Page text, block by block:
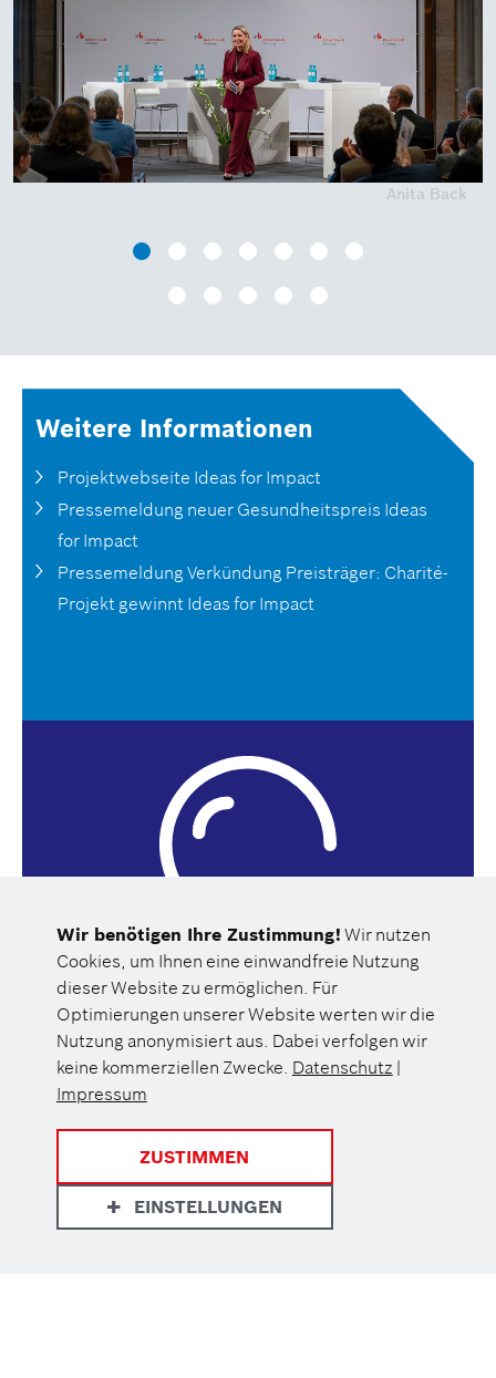
Anita Back
Weitere Informationen
Projektwebseite Ideas for Impact
Pressemeldung neuer Gesundheitspreis Ideas
for Impact
Pressemeldung Verkündung Preisträger: Charité-
Projekt gewinnt Ideas for Impact
Wir benötigen Ihre Zustimmung! Wir nutzen
Cookies, um Ihnen eine einwandfreie Nutzung
dieser Website zu ermöglichen. Für
Optimierungen unserer Website werten wir die
Nutzung anonymisiert aus. Dabei verfolgen wir
keine kommerziellen Zwecke. Datenschutz |
Impressum
ZUSTIMMEN
EINSTELLUNGEN